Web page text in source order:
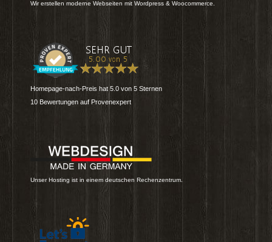
Wir erstellen moderne Webseiten mit Wordpress & Woocommerce.
Homepage-nach-Preis hat 5.0 von 5 Sternen
10 Bewertungen auf Provenexpert
Unser Hosting ist in einem deutschen Rechenzentrum.